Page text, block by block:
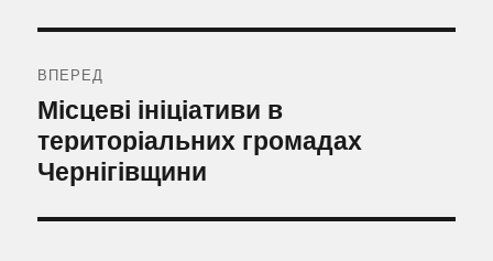
ВПЕРЕД
Наступний
запис:
Місцеві ініціативи в
територіальних громадах
Чернігівщини